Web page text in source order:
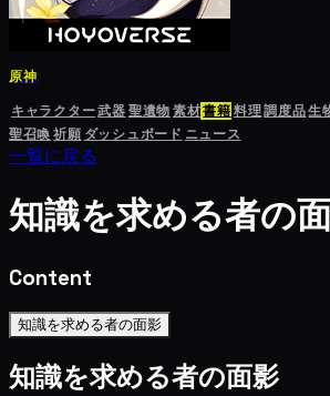
原神
キャラクター武器聖遺物素材書籍料理調度品生
聖召喚祈願 ダッシュボード ニュース
一覧に戻る
知識を求める者の
Content
知識を求める者の面影
知識を求める者の面影